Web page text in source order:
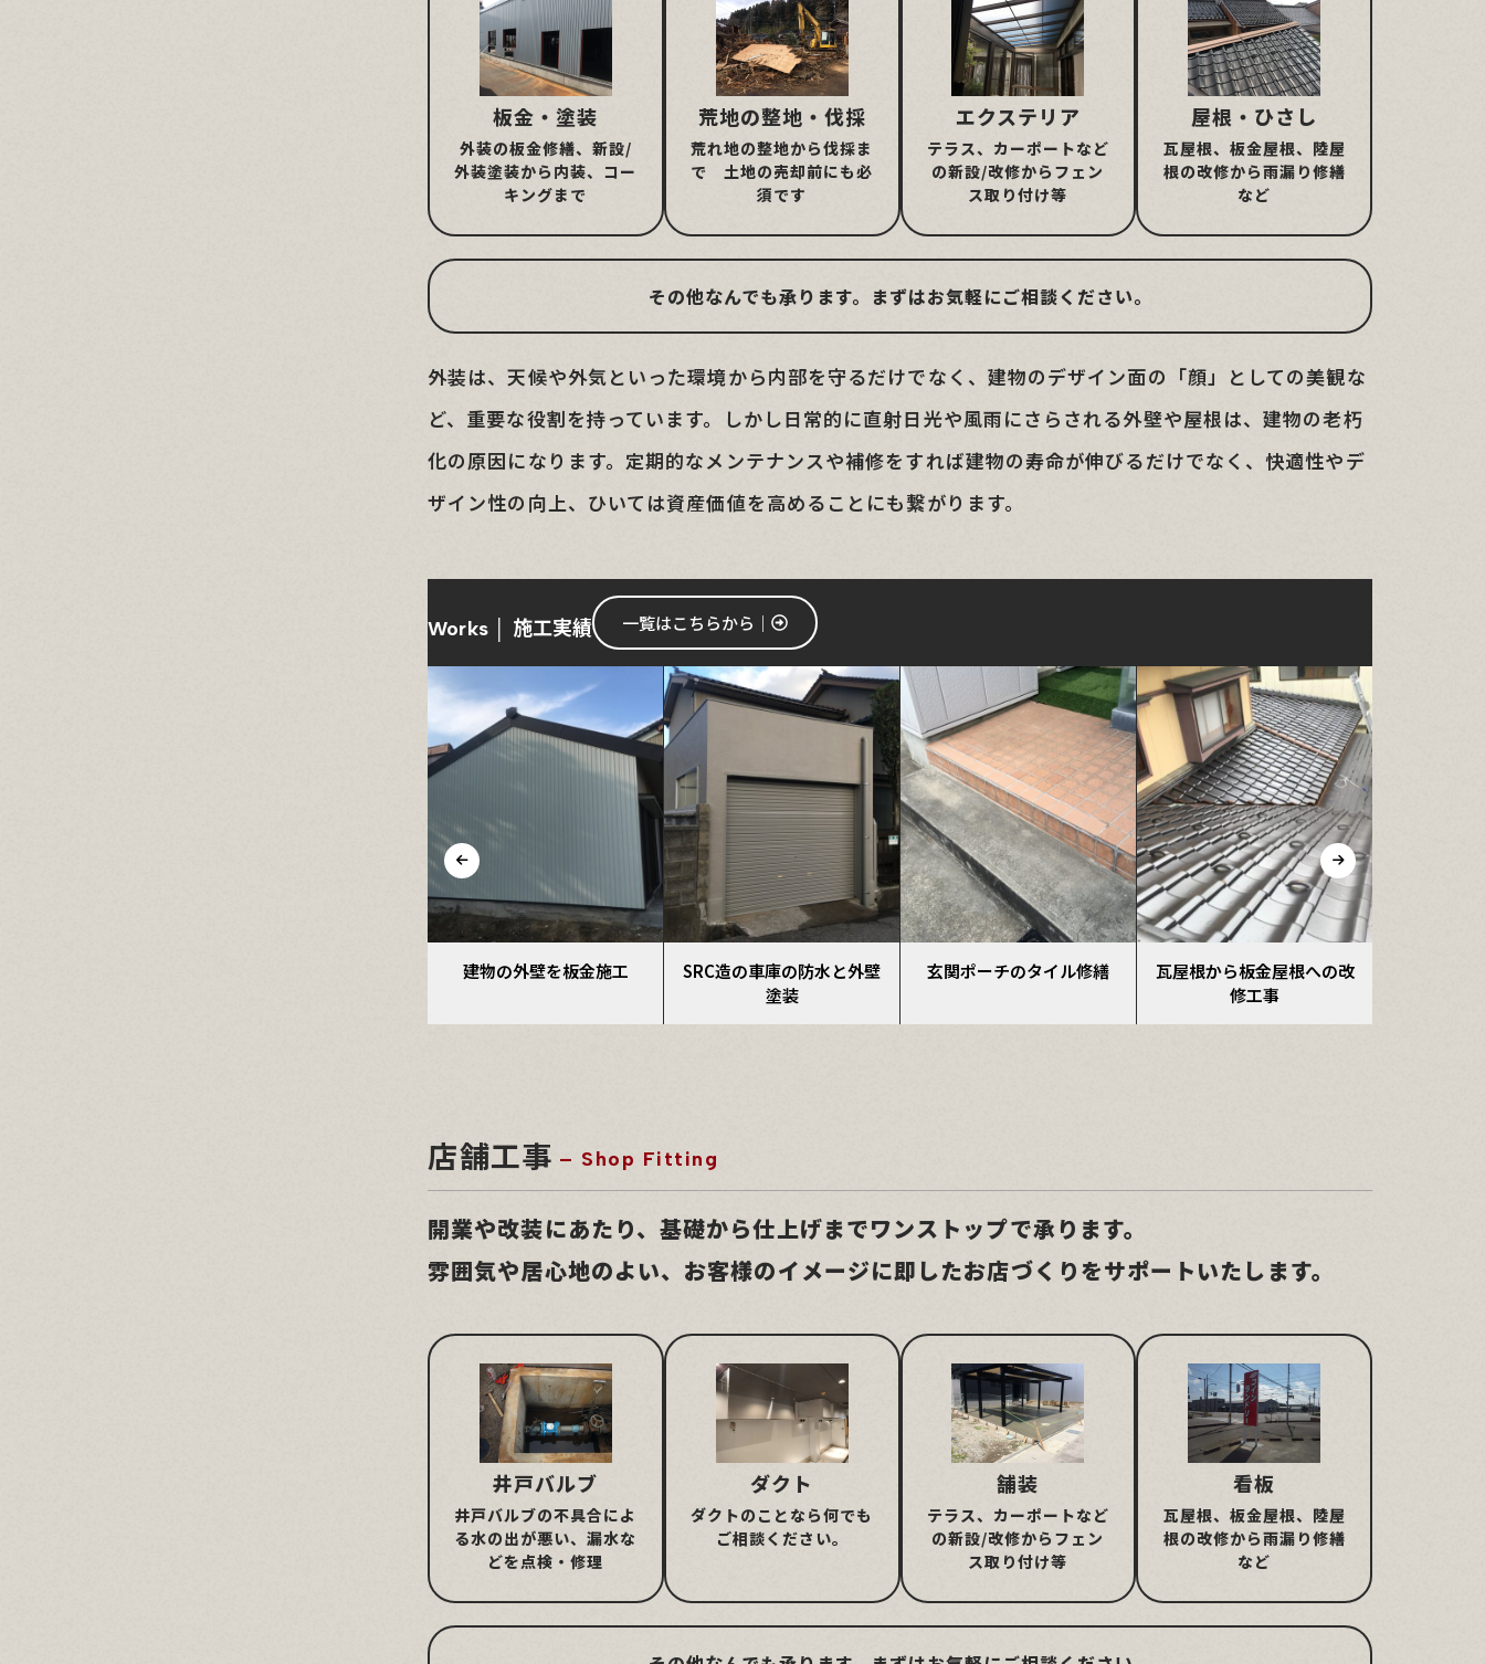
板金・塗装
外装の板金修繕、新設/
外装塗装から内装、コー
キングまで
荒地の整地・伐採
荒れ地の整地から伐採ま
で 土地の売却前にも必
須です
エクステリア
テラス、カーポートなど
の新設/改修からフェン
ス取り付け等
屋根・ひさし
瓦屋根、板金屋根、陸屋
根の改修から雨漏り修繕
など
その他なんでも承ります。まずはお気軽にご相談ください。
外装は、天候や外気といった環境から内部を守るだけでなく、建物のデザイン面の「顔」としての美観な
ど、重要な役割を持っています。しかし日常的に直射日光や風雨にさらされる外壁や屋根は、建物の老朽
化の原因になります。定期的なメンテナンスや補修をすれば建物の寿命が伸びるだけでなく、快適性やデ
ザイン性の向上、ひいては資産価値を高めることにも繋がります。
Works │ 施工実績 一覧はこちらから│
SRC造の車庫の防水と外壁
玄関ポーチのタイル修繕
瓦屋根から板金屋根への改
住宅内外装大改修
店舗工事 – Shop Fitting
開業や改装にあたり、基礎から仕上げまでワンストップで承ります。
雰囲気や居心地のよい、お客様のイメージに即したお店づくりをサポートいたします。
井戸バルブ
井戸バルブの不具合によ
る水の出が悪い、漏水な
どを点検・修理
ダクト
ダクトのことなら何でも
ご相談ください。
舗装
テラス、カーポートなど
の新設/改修からフェン
ス取り付け等
看板
瓦屋根、板金屋根、陸屋
根の改修から雨漏り修繕
など